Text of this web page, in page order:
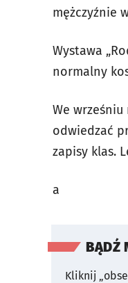
mężczyźnie
Wystawa
normalny
We
odwiedzać
zapisy klas.
a
BĄDŹ
Kliknij